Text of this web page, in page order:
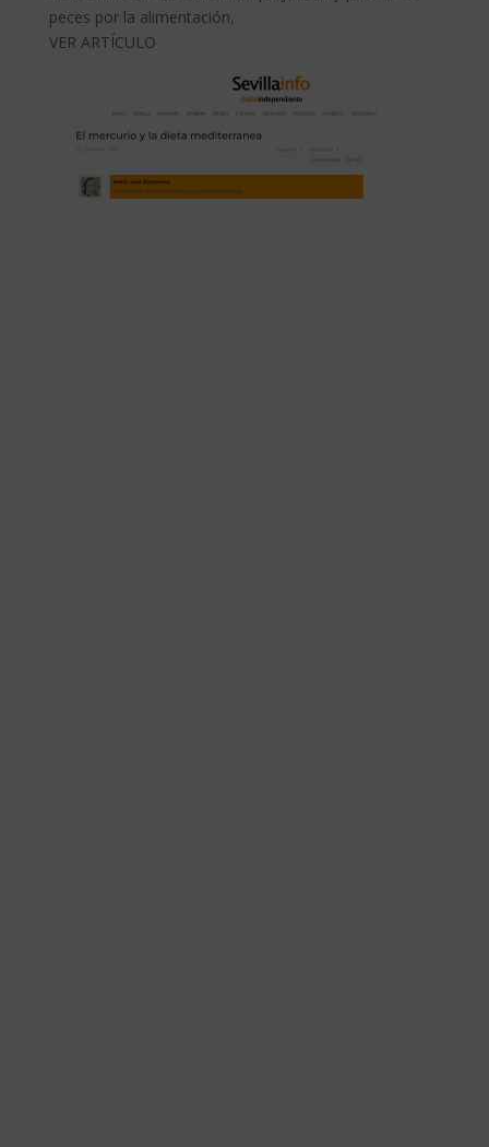
peces por la alimentación,
VER ARTÍCULO